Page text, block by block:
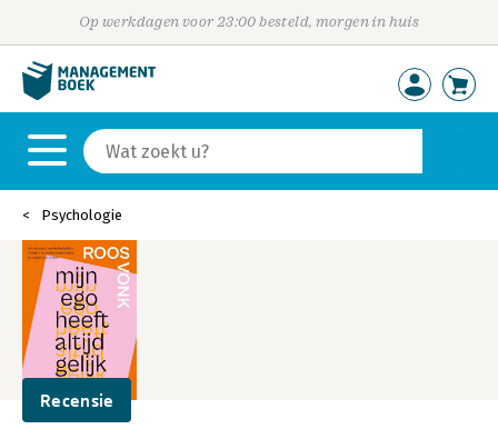
Op werkdagen voor 23:00 besteld, morgen in huis
Psychologie
Recensie